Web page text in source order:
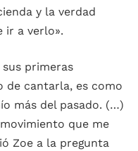
y la verdad
ir a verlo».
sus primeras
de cantarla, es como
más del pasado. (…)
que me
Zoe a la pregunta